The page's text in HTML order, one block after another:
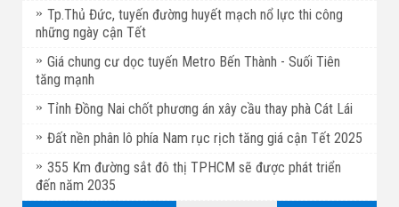
Tp.Thủ Đức, tuyến đường huyết mạch nổ lực thi công
những ngày cận Tết
Giá chung cư dọc tuyến Metro Bến Thành - Suối Tiên
tăng mạnh
Tỉnh Đồng Nai chốt phương án xây cầu thay phà Cát Lái
Đất nền phân lô phía Nam rục rịch tăng giá cận Tết 2025
355 Km đường sắt đô thị TPHCM sẽ được phát triển
đến năm 2035